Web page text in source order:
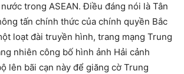
trong ASEAN. Điều đáng nói là Tân
tấn chính thức của chính quyền Bắc
loạt đài truyền hình, trang mạng Trung
nhiên công bố hình ảnh Hải cảnh
lên bãi cạn này để giăng cờ Trung